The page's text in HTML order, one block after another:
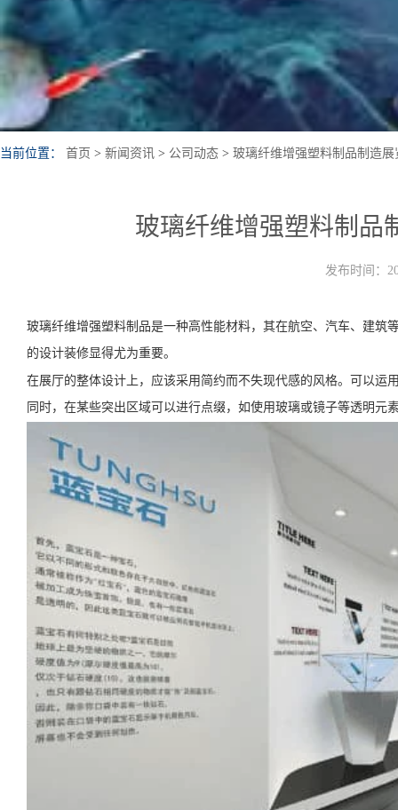
当前位置： 首页 > 新闻资讯 > 公司动态 > 玻璃纤维增强塑料制品制造
玻璃纤维增强塑料制品
发布时间：
玻璃纤维增强塑料制品是一种高性能材料，其在航空、汽车、建
的设计装修显得尤为重要。
在展厅的整体设计上，应该采用简约而不失现代感的风格。可以
同时，在某些突出区域可以进行点缀，如使用玻璃或镜子等透明元